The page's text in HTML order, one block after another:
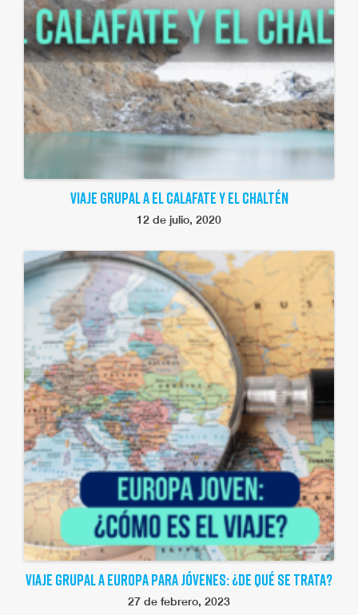
VIAJE GRUPAL A EL CALAFATE Y EL CHALTÉN
12 de julio, 2020
VIAJE GRUPAL A EUROPA PARA JÓVENES: ¿DE QUÉ SE TRATA?
27 de febrero, 2023